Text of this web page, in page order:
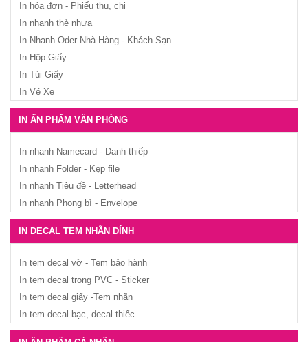
In hóa đơn - Phiếu thu, chi
In nhanh thẻ nhựa
In Nhanh Oder Nhà Hàng - Khách Sạn
In Hộp Giấy
In Túi Giấy
In Vé Xe
IN ẤN PHẨM VĂN PHÒNG
In nhanh Namecard - Danh thiếp
In nhanh Folder - Kẹp file
In nhanh Tiêu đề - Letterhead
In nhanh Phong bì - Envelope
IN DECAL TEM NHÃN DÍNH
In tem decal vỡ - Tem bảo hành
In tem decal trong PVC - Sticker
In tem decal giấy -Tem nhãn
In tem decal bạc, decal thiếc